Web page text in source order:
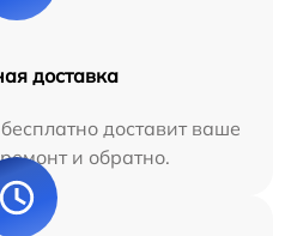
доставка
доставит ваше
и обратно.